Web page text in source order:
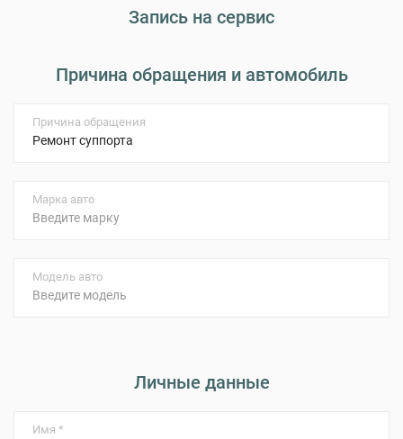
Запись на сервис
Причина обращения и автомобиль
Причина обращения
Марка авто
Модель авто
Личные данные
Имя *